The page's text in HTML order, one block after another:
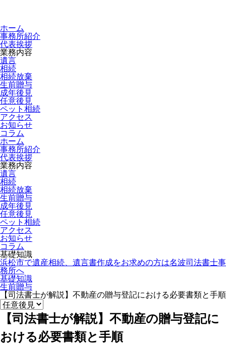
ホーム
事務所紹介
代表挨拶
業務内容
遺言
相続
相続放棄
生前贈与
成年後見
任意後見
ペット相続
アクセス
お知らせ
コラム
ホーム
事務所紹介
代表挨拶
業務内容
遺言
相続
相続放棄
生前贈与
成年後見
任意後見
ペット相続
アクセス
お知らせ
コラム
基礎知識
浜松市で遺産相続、遺言書作成をお求めの方は名波司法書士事
務所へ
基礎知識
生前贈与
【司法書士が解説】不動産の贈与登記における必要書類と手順
【司法書士が解説】不動産の贈与登記に
おける必要書類と手順